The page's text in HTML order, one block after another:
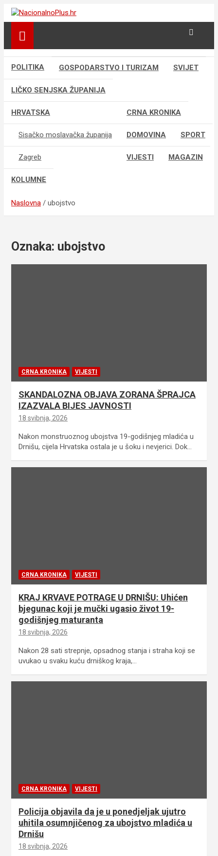
Skip
NacionalnoPlus.hr
Nacija želi znati više
POLITIKA GOSPODARSTVO I TURIZAM SVIJET
LIČKO SENJSKA ŽUPANIJA
HRVATSKA
Sisačko moslavačka županija
Zagreb
CRNA KRONIKA
DOMOVINA SPORT
VIJESTI MAGAZIN
KOLUMNE
Naslovna ubojstvo
Oznaka: ubojstvo
CRNA KRONIKA VIJESTI
SKANDALOZNA OBJAVA ZORANA ŠPRAJCA
IZAZVALA BIJES JAVNOSTI
18 svibnja, 2026
Nakon monstruoznog ubojstva 19-godišnjeg mladića u
Drnišu, cijela Hrvatska ostala je u šoku i nevjerici. Dok…
CRNA KRONIKA VIJESTI
KRAJ KRVAVE POTRAGE U DRNIŠU: Uhićen
bjegunac koji je mučki ugasio život 19-
godišnjeg maturanta
18 svibnja, 2026
Nakon 28 sati strepnje, opsadnog stanja i straha koji se
uvukao u svaku kuću drniškog kraja,…
CRNA KRONIKA VIJESTI
Policija objavila da je u ponedjeljak ujutro
uhitila osumnjičenog za ubojstvo mladića u
Drnišu
18 svibnja, 2026